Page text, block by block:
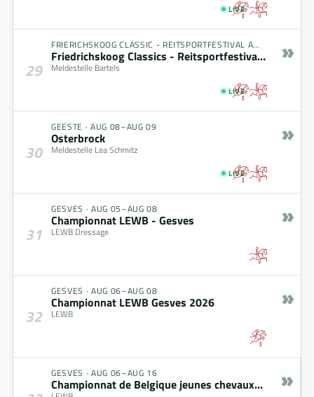
LIVE
29
FRIERICHSKOOG CLASSIC - REITSPORTFESTIVAL AM MEER
Friedrichskoog Classics - Reitsportfestival am Meer
Meldestelle Bartels
LIVE
»
30
GEESTE · AUG 08–AUG 09
Osterbrock
Meldestelle Lea Schmitz
LIVE
»
31
GESVES · AUG 05–AUG 08
Championnat LEWB - Gesves
LEWB Dressage
»
32
GESVES · AUG 06–AUG 08
Championnat LEWB Gesves 2026
LEWB
»
GESVES · AUG 06–AUG 16
Championnat de Belgique jeunes chevaux- Belgisch kampioenschap jonge paarden »